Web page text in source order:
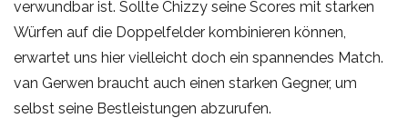
verwundbar ist. Sollte Chizzy seine Scores mit starken
Würfen auf die Doppelfelder kombinieren können,
erwartet uns hier vielleicht doch ein spannendes Match.
van Gerwen braucht auch einen starken Gegner, um
selbst seine Bestleistungen abzurufen.